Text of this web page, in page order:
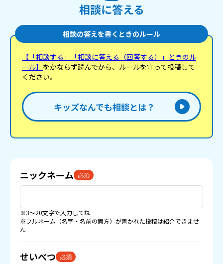
相談に答える
相談の答えを書くときのルール
【「相談する」「相談に答える（回答する）」ときのル
ール】 をかならず読んでから、ルールを守って投稿して
ください。
キッズなんでも相談とは？
ニックネーム 必須
※3〜20文字で入力してね
※フルネーム（名字・名前の両方）が書かれた投稿は紹介できませ
ん
せいべつ 必須